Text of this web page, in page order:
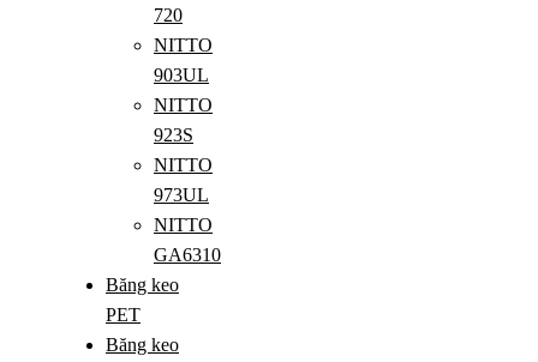
720
NITTO
903UL
NITTO
923S
NITTO
973UL
NITTO
GA6310
Băng keo
PET
Băng keo